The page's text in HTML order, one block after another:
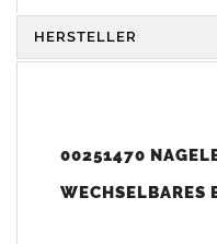
VORTEILE & KOMFORT
Praktischer Anpasser:
Nachhaltig
Praktisch :
HERSTELLER
00251470
WECHSELBARES